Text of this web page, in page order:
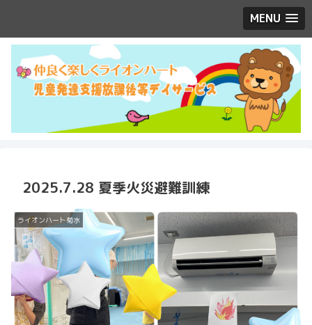
MENU
2025.7.28 夏季火災避難訓練
ライオンハート菊水